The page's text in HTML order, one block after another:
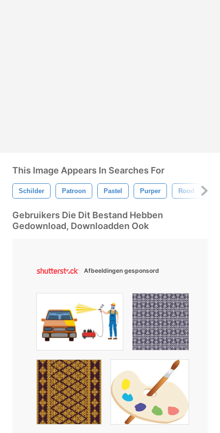
This Image Appears In Searches For
Schilder Patroon Pastel Purper Rood
Gebruikers Die Dit Bestand Hebben
Gedownload, Downloadden Ook
Afbeeldingen gesponsord